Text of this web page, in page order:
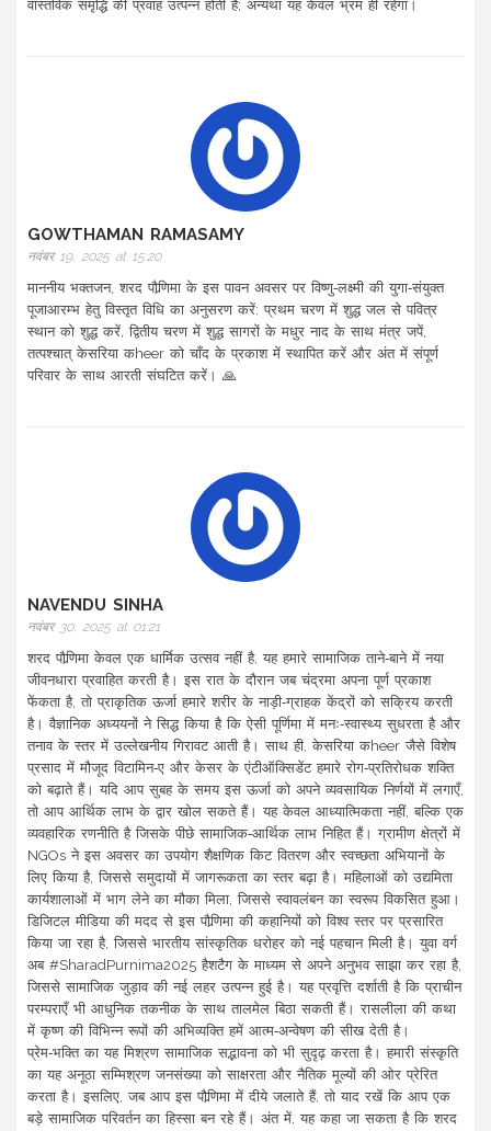
वास्तविक समृद्धि की प्रवाह उत्पन्न होती है; अन्यथा यह केवल भ्रम ही रहेगा।
GOWTHAMAN RAMASAMY
नवंबर 19, 2025 at 15:20
माननीय भक्तजन, शरद पौर्‍णिमा के इस पावन अवसर पर विष्णु‑लक्ष्मी की युगा‑संयुक्त
पूजाआरम्भ हेतु विस्तृत विधि का अनुसरण करें: प्रथम चरण में शुद्ध जल से पवित्र
स्थान को शुद्ध करें, द्वितीय चरण में शुद्ध सागरों के मधुर नाद के साथ मंत्र जपें,
तत्पश्चात् केसरिया कheer को चाँद के प्रकाश में स्थापित करें और अंत में संपूर्ण
परिवार के साथ आरती संघटित करें। 🙏
NAVENDU SINHA
नवंबर 30, 2025 at 01:21
शरद पौर्‍णिमा केवल एक धार्मिक उत्सव नहीं है, यह हमारे सामाजिक ताने‑बाने में नया
जीवनधारा प्रवाहित करती है। इस रात के दौरान जब चंद्रमा अपना पूर्ण प्रकाश
फेंकता है, तो प्राकृतिक ऊर्जा हमारे शरीर के नाड़ी‑ग्राहक केंद्रों को सक्रिय करती
है। वैज्ञानिक अध्ययनों ने सिद्ध किया है कि ऐसी पूर्णिमा में मनः‑स्वास्थ्य सुधरता है और
तनाव के स्तर में उल्लेखनीय गिरावट आती है। साथ ही, केसरिया कheer जैसे विशेष
प्रसाद में मौजूद विटामिन‑ए और केसर के एंटीऑक्सिडेंट हमारे रोग‑प्रतिरोधक शक्ति
को बढ़ाते हैं। यदि आप सुबह के समय इस ऊर्जा को अपने व्यवसायिक निर्णयों में लगाएँ,
तो आप आर्थिक लाभ के द्वार खोल सकते हैं। यह केवल आध्यात्मिकता नहीं, बल्कि एक
व्यवहारिक रणनीति है जिसके पीछे सामाजिक‑आर्थिक लाभ निहित हैं। ग्रामीण क्षेत्रों में
NGOs ने इस अवसर का उपयोग शैक्षणिक किट वितरण और स्वच्छता अभियानों के
लिए किया है, जिससे समुदायों में जागरूकता का स्तर बढ़ा है। महिलाओं को उद्यमिता
कार्यशालाओं में भाग लेने का मौका मिला, जिससे स्वावलंबन का स्वरूप विकसित हुआ।
डिजिटल मीडिया की मदद से इस पौर्‍णिमा की कहानियों को विश्व स्तर पर प्रसारित
किया जा रहा है, जिससे भारतीय सांस्कृतिक धरोहर को नई पहचान मिली है। युवा वर्ग
अब #SharadPurnima2025 हैशटैग के माध्यम से अपने अनुभव साझा कर रहा है,
जिससे सामाजिक जुड़ाव की नई लहर उत्पन्न हुई है। यह प्रवृत्ति दर्शाती है कि प्राचीन
परम्पराएँ भी आधुनिक तकनीक के साथ तालमेल बिठा सकती हैं। रासलीला की कथा
में कृष्ण की विभिन्न रूपों की अभिव्यक्ति हमें आत्म‑अन्वेषण की सीख देती है।
प्रेम‑भक्ति का यह मिश्रण सामाजिक सद्भावना को भी सुदृढ़ करता है। हमारी संस्कृति
का यह अनूठा सम्मिश्रण जनसंख्या को साक्षरता और नैतिक मूल्यों की ओर प्रेरित
करता है। इसलिए, जब आप इस पौर्‍णिमा में दीये जलाते हैं, तो याद रखें कि आप एक
बड़े सामाजिक परिवर्तन का हिस्सा बन रहे हैं। अंत में, यह कहा जा सकता है कि शरद